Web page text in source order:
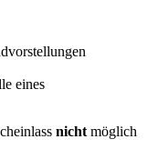
eines
nicht möglich